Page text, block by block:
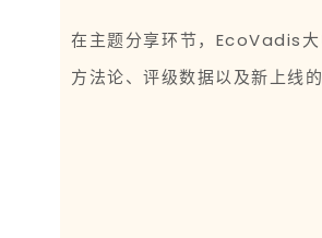
在主题分享环节，EcoVadis
方法论、评级数据以及新上线